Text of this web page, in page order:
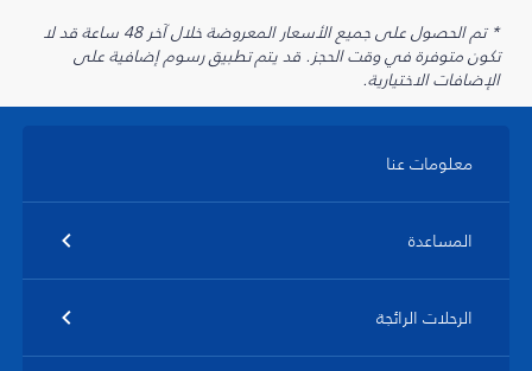
* تم الحصول على جميع الأسعار المعروضة خلال آخر 48 ساعة قد لا
تكون متوفرة في وقت الحجز. قد يتم تطبيق رسوم إضافية على
الإضافات الاختيارية.
معلومات عنا
المساعدة
الرحلات الرائجة